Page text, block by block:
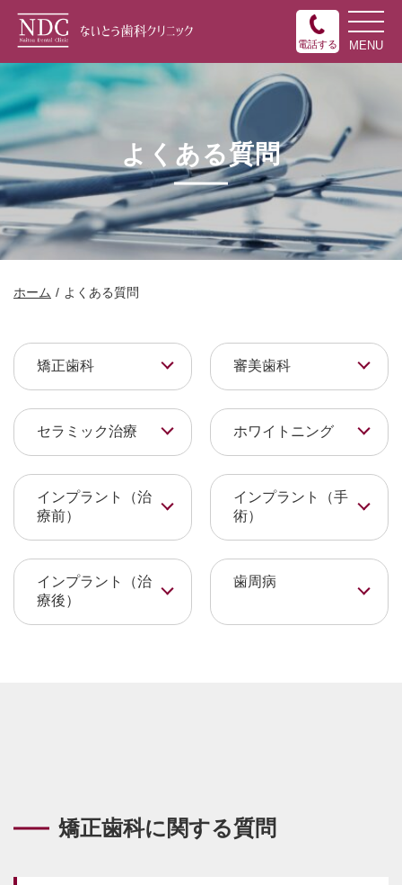
電話する
よくある質問
ホーム よくある質問
矯正歯科 審美歯科
セラミック治療 ホワイトニング
インプラント（治
療前）
インプラント（手
術）
インプラント（治
療後）
歯周病
矯正歯科に関する質問